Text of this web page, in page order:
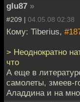
glu87 »
#209 | 04.05.08 02:38
Кому: Tiberius,
> Неоднократно
что
А еще в
самолеты, змеев-
Аладдина и на